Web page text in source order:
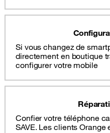
Si vous changez de
directement en boutique
configurer votre mobile
Confier votre téléphone
SAVE. Les clients